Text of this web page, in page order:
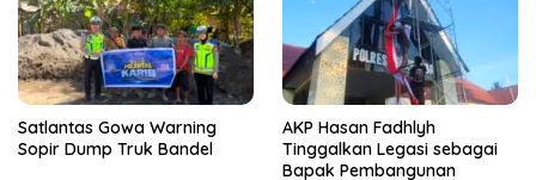
Satlantas Gowa Warning
Sopir Dump Truk Bandel
AKP Hasan Fadhlyh
Tinggalkan Legasi sebagai
Bapak Pembangunan